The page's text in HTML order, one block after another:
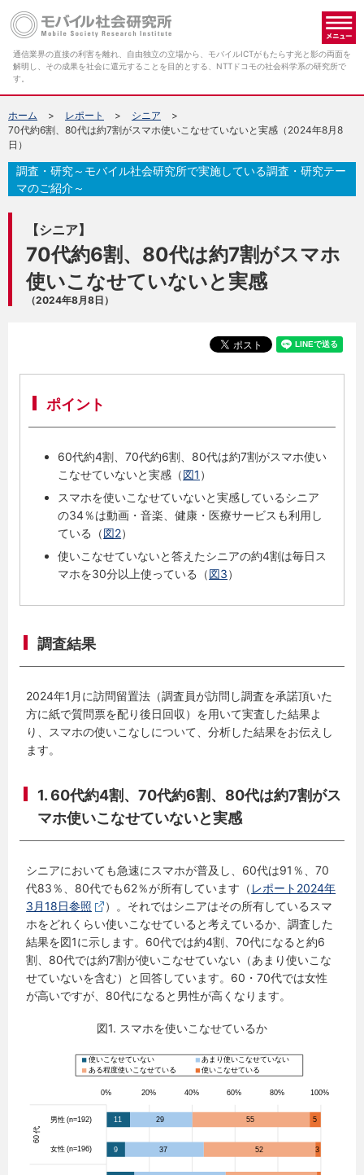
通信業界の直接の利害を離れ、自由独立の立場から、モバイルICTがもたらす光と影の両面を
解明し、その成果を社会に還元することを目的とする、NTTドコモの社会科学系の研究所で
す。
ホーム レポート
シニア
70代約6割、80代は約7割がスマホ使いこなせていないと実感（2024年8月8
日）
【シニア】
70代約6割、80代は約7割がスマホ
使いこなせていないと実感
（2024年8月8日）
調査・研究～モバイル社会研究所で実施している調査・研究テー
マのご紹介～
ポイント
60代約4割、70代約6割、80代は約7割がスマホ使い
こなせていないと実感（図1 ）
スマホを使いこなせていないと実感しているシニア
の34％は動画・音楽、健康・医療サービスも利用し
ている（図2）
使いこなせていないと答えたシニアの約4割は毎日ス
マホを30分以上使っている（図3）
調査結果
2024年1月に訪問留置法（調査員が訪問し調査を承諾頂いた
方に紙で質問票を配り後日回収）を用いて実査した結果よ
り、スマホの使いこなしについて、分析した結果をお伝えし
ます。
1. 60代約4割、70代約6割、80代は約7割がス
マホ使いこなせていないと実感
シニアにおいても急速にスマホが普及し、60代は91％、70
代83％、80代でも62％が所有しています（ レポート2024年
3月18日参照
）。それではシニアはその所有しているスマ
ホをどれくらい使いこなせていると考えているか、調査した
結果を図1に示します。60代では約4割、70代になると約6
割、80代では約7割が使いこなせていない（あまり使いこな
せていないを含む）と回答しています。60・70代では女性
が高いですが、80代になると男性が高くなります。
図1. スマホを使いこなせているか